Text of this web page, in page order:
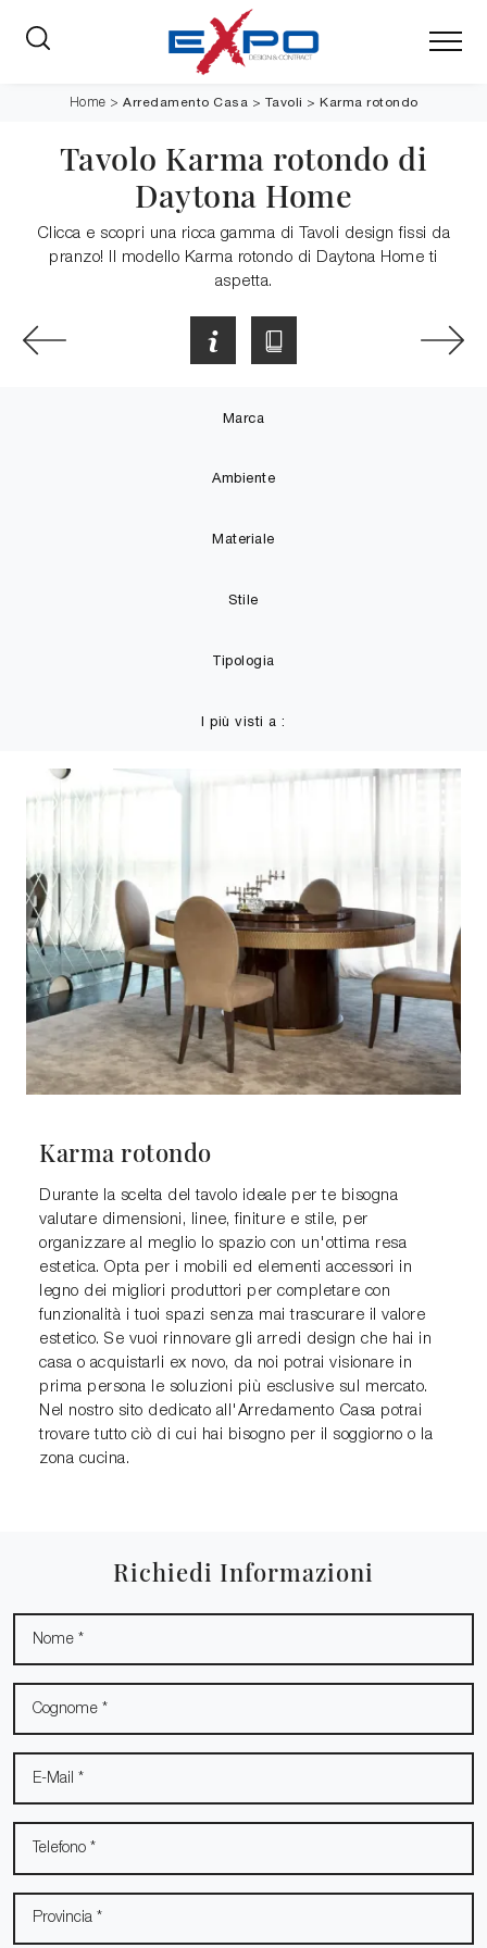
Home > Arredamento Casa > Tavoli > Karma rotondo
Tavolo Karma rotondo di
Daytona Home
Clicca e scopri una ricca gamma di Tavoli design fissi da
pranzo! Il modello Karma rotondo di Daytona Home ti
aspetta.
Marca
Ambiente
Materiale
Stile
Tipologia
I più visti a :
Karma rotondo
Durante la scelta del tavolo ideale per te bisogna
valutare dimensioni, linee, finiture e stile, per
organizzare al meglio lo spazio con un'ottima resa
estetica. Opta per i mobili ed elementi accessori in
legno dei migliori produttori per completare con
funzionalità i tuoi spazi senza mai trascurare il valore
estetico. Se vuoi rinnovare gli arredi design che hai in
casa o acquistarli ex novo, da noi potrai visionare in
prima persona le soluzioni più esclusive sul mercato.
Nel nostro sito dedicato all'Arredamento Casa potrai
trovare tutto ciò di cui hai bisogno per il soggiorno o la
zona cucina.
Richiedi Informazioni